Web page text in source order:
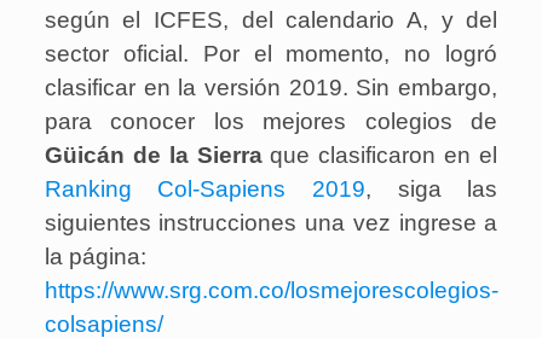
según el ICFES, del calendario A, y del
sector oficial. Por el momento, no logró
clasificar en la versión 2019. Sin embargo,
para conocer los mejores colegios de
Güicán de la Sierra que clasificaron en el
Ranking Col-Sapiens 2019, siga las
siguientes instrucciones una vez ingrese a
la página:
https://www.srg.com.co/losmejorescolegios-
colsapiens/